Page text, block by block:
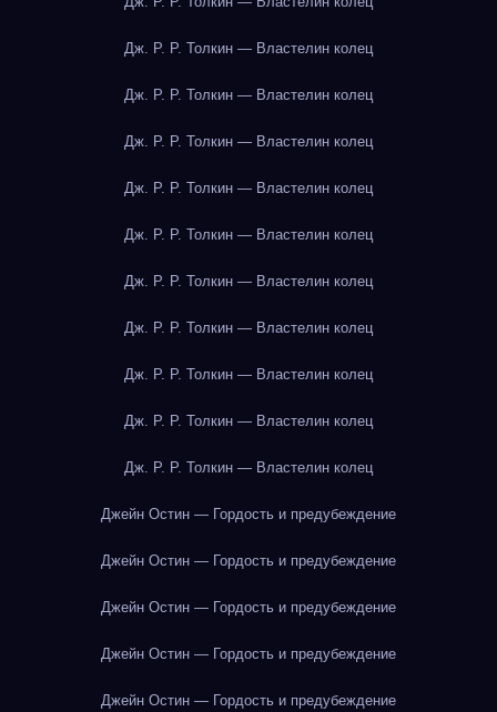
Дж. Р. Р. Толкин — Властелин колец
Дж. Р. Р. Толкин — Властелин колец
Дж. Р. Р. Толкин — Властелин колец
Дж. Р. Р. Толкин — Властелин колец
Дж. Р. Р. Толкин — Властелин колец
Дж. Р. Р. Толкин — Властелин колец
Дж. Р. Р. Толкин — Властелин колец
Дж. Р. Р. Толкин — Властелин колец
Дж. Р. Р. Толкин — Властелин колец
Дж. Р. Р. Толкин — Властелин колец
Джейн Остин — Гордость и предубеждение
Джейн Остин — Гордость и предубеждение
Джейн Остин — Гордость и предубеждение
Джейн Остин — Гордость и предубеждение
Джейн Остин — Гордость и предубеждение